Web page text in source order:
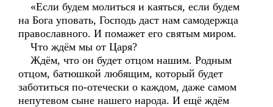
«Если будем молиться и каяться, если будем
на Бога уповать, Господь даст нам самодержца
православного. И помажет его святым миром.
Что ждём мы от Царя?
Ждём, что он будет отцом нашим. Родным
отцом, батюшкой любящим, который будет
заботиться по-отечески о каждом, даже самом
непутевом сыне нашего народа. И ещё ждём